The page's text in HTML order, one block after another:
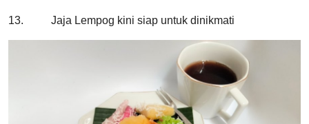
13. Jaja Lempog kini siap untuk dinikmati